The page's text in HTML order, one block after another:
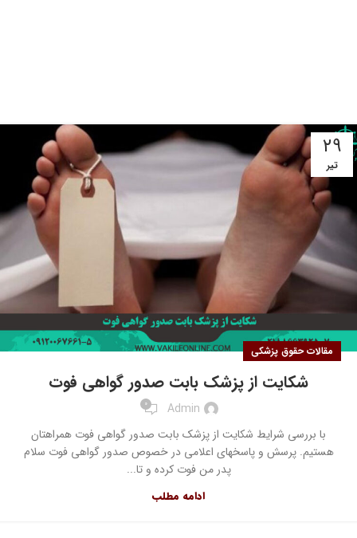
۲۹
تیر
مقالات حقوق پزشکی
شکایت از پزشک بابت صدور گواهی فوت
Admin
0
با بررسی شرایط شکایت از پزشک بابت صدور گواهی فوت همراهتان
هستیم. پرسش و پاسخهای اعلامی در خصوص صدور گواهی فوت سلام
پدر من فوت کرده و تا...
ادامه مطلب